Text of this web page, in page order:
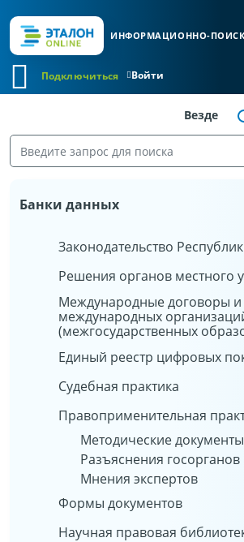
ИНФОРМАЦИОННО-
Войти
Подключиться
Банки данных
Законодательство
Решения органов местного
Международные договоры и
международных
(межгосударственных
Единый реестр цифровых
Судебная практика
Правоприменительная
Методические документы
Разъяснения госорганов
Мнения экспертов
Формы документов
Научная правовая